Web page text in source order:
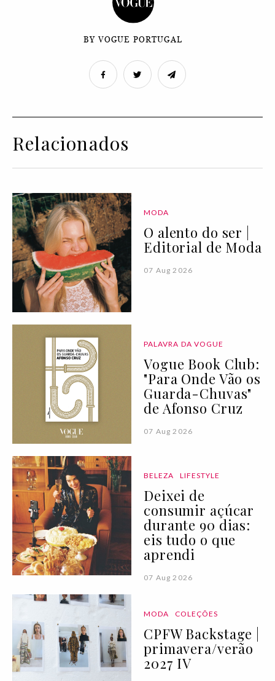
BY VOGUE PORTUGAL
Relacionados
MODA
O alento do ser |
Editorial de Moda
07 Aug 2026
PALAVRA DA VOGUE
Vogue Book Club:
"Para Onde Vão os
Guarda-Chuvas"
de Afonso Cruz
07 Aug 2026
BELEZA LIFESTYLE
Deixei de
consumir açúcar
durante 90 dias:
eis tudo o que
aprendi
07 Aug 2026
MODA COLEÇÕES
CPFW Backstage |
primavera/verão
2027 IV